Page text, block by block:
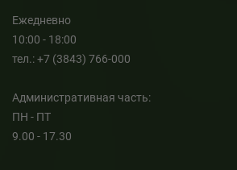
Ежедневно
10:00 - 18:00
тел.: +7 (3843) 766-000
Административная часть:
ПН - ПТ
9.00 - 17.30